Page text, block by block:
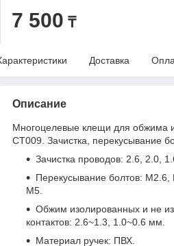
7 500 ₸
Доставка
Описание
Многоцелевые клещи для обжима
CT009. Зачистка, перекусывание
Зачистка проводов: 2.6, 2.0,
Перекусывание болтов: M2.6,
M5.
Обжим изолированных и не
контактов: 2.6~1.3, 1.0~0.6 мм.
Материал ручек: ПВХ.